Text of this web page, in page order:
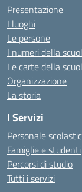
Presentazione
I luoghi
Le persone
I numeri della
Le carte della
Organizzazione
La storia
I Servizi
Personale
Famiglie e studenti
Percorsi di studio
Tutti i servizi